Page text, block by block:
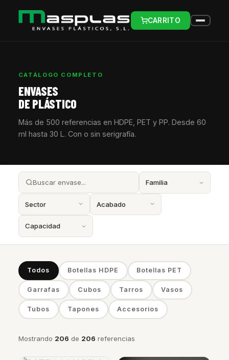
CARRITO
CATÁLOGO COMPLETO
ENVASES
DE PLÁSTICO
Más de 500 referencias en HDPE, PET y PP. Desde 60
ml hasta 30 L. Con o sin serigrafía.
Todos Botellas HDPE Botellas PET
Garrafas Cubos Tarros Vasos
Tubos Tapones Accesorios
Mostrando 206 de 206 referencias